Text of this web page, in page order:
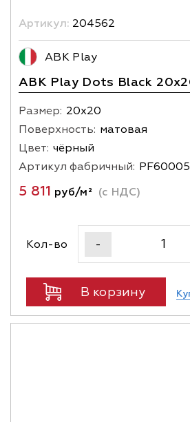
Артикул: 204562
ABK Play
ABK Play Dots Black
Размер: 20х20
Поверхность: матовая
Цвет: чёрный
Артикул фабричный:
5 811 руб/м² (с НДС)
Кол-во -
В корзину